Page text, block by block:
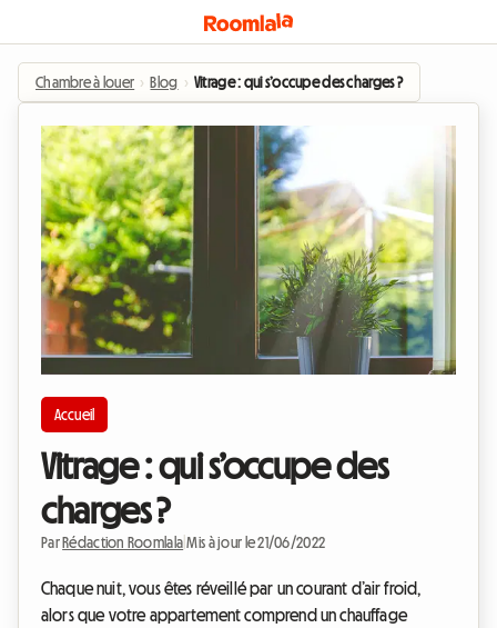
Chambre à louer › Blog › Vitrage : qui s’occupe des charges ?
Accueil
Vitrage : qui s’occupe des
charges ?
Par Rédaction Roomlala |Mis à jour le 21/06/2022
Chaque nuit, vous êtes réveillé par un courant d’air froid,
alors que votre appartement comprend un chauffage